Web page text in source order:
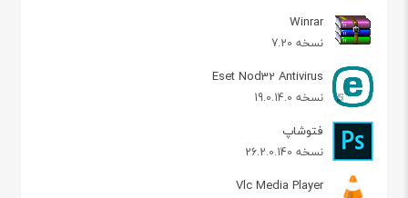
Winrar
نسخه 7.20
Eset Nod32 Antivirus
نسخه 19.0.14.0
فتوشاپ
نسخه 26.2.0.140
Vlc Media Player